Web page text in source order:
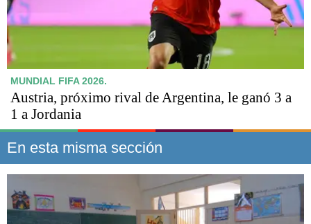
MUNDIAL FIFA 2026.
Austria, próximo rival de Argentina, le ganó 3 a
1 a Jordania
En esta misma sección